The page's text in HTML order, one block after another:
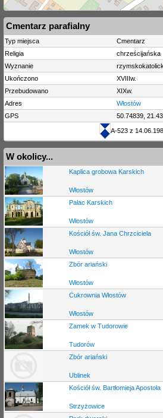
Cmentarz parafialny
Typ miejsca
Cmentarz
Religia
chrześcijańska
Wyznanie
Ukończono
XVIIIw.
Przebudowano
XIXw.
Adres
Włostów
GPS
50.74839,
A-523 z
W okolicy...
Kaplica grobowa Karskich
Włostów
Pałac Karskich
Włostów
Kościół św. Jana Chrzciciela
Włostów
Zbór ariański
Włostów
Cukrownia Włostów
Włostów
Zamek w Tudorowie
Tudorów
Zbór ariański
Ublinek
Kościół św. Bartłomieja Apostoła
Strzyżowice